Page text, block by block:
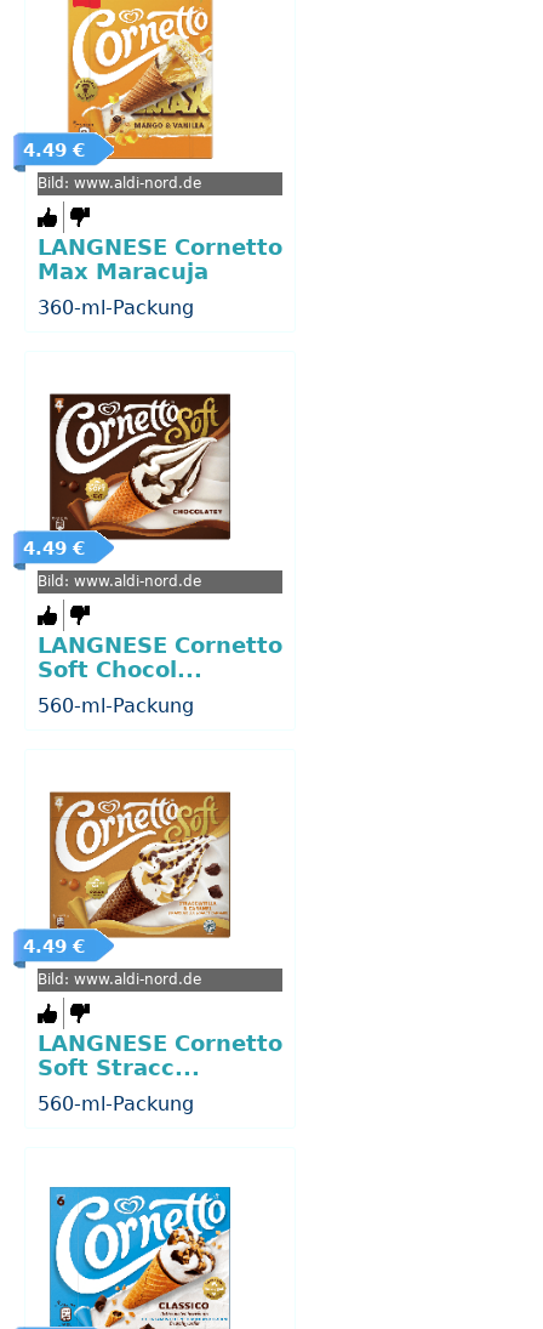
4.49 €
Bild: www.aldi-nord.de
LANGNESE Cornetto
Max Maracuja
360-ml-Packung
4.49 €
Bild: www.aldi-nord.de
LANGNESE Cornetto
Soft Chocol...
560-ml-Packung
4.49 €
Bild: www.aldi-nord.de
LANGNESE Cornetto
Soft Stracc...
560-ml-Packung